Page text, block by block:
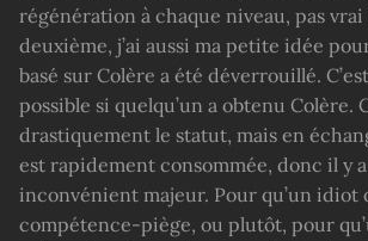
régénération à chaque niveau, pas vrai
deuxième, j’ai aussi ma petite idée
basé sur Colère a été déverrouillé.
possible si quelqu’un a obtenu Colère.
drastiquement le statut, mais en
est rapidement consommée, donc il y
inconvénient majeur. Pour qu’un idiot
compétence-piège, ou plutôt, pour